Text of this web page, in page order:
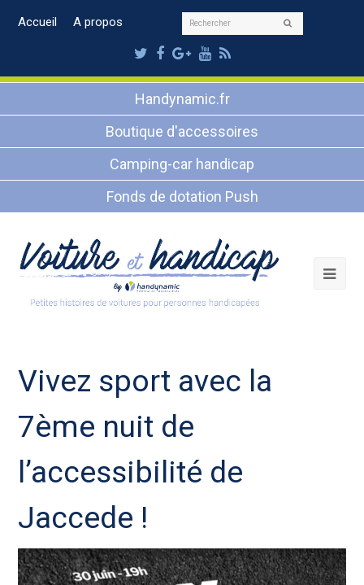
Accueil A propos Rechercher
Twitter
Facebook
Google
Plus
Youtube
RSS
Handynamic.fr
Boutique d'accessoires
Camping-car handicap
Fonds de dotation Push
Vivez sport avec la
7ème nuit de
l’accessibilité de
Jaccede !